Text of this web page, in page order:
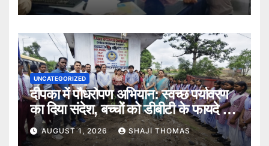
UNCATEGORIZED
दीपका में पौधरोपण अभियान: स्वच्छ पर्यावरण
का दिया संदेश, बच्चों को डीबीटी के फायदे भी
बताए।
AUGUST 1, 2026 SHAJI THOMAS